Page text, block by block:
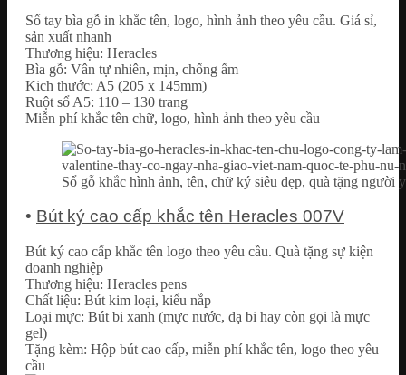
Sổ tay bìa gỗ in khắc tên, logo, hình ảnh theo yêu cầu. Giá sỉ,
sản xuất nhanh
Thương hiệu: Heracles
Bìa gỗ: Vân tự nhiên, mịn, chống ẩm
Kich thước: A5 (205 x 145mm)
Ruột sổ A5: 110 – 130 trang
Miễn phí khắc tên chữ, logo, hình ảnh theo yêu cầu
Sổ gỗ khắc hình ảnh, tên, chữ ký siêu đẹp, quà tặng người
• Bút ký cao cấp khắc tên Heracles 007V
Bút ký cao cấp khắc tên logo theo yêu cầu. Quà tặng sự kiện
doanh nghiệp
Thương hiệu: Heracles pens
Chất liệu: Bút kim loại, kiểu nắp
Loại mực: Bút bi xanh (mực nước, dạ bi hay còn gọi là mực
gel)
Tặng kèm: Hộp bút cao cấp, miễn phí khắc tên, logo theo yêu
cầu